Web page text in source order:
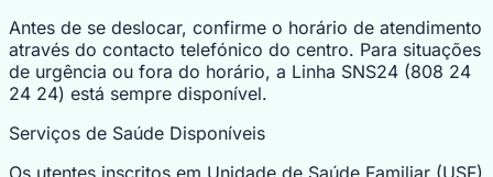
Antes de se deslocar, confirme o horário de atendimento
através do contacto telefónico do centro. Para situações
de urgência ou fora do horário, a Linha SNS24 (808 24
24 24) está sempre disponível.
Serviços de Saúde Disponíveis
Os utentes inscritos em Unidade de Saúde Familiar (USF)